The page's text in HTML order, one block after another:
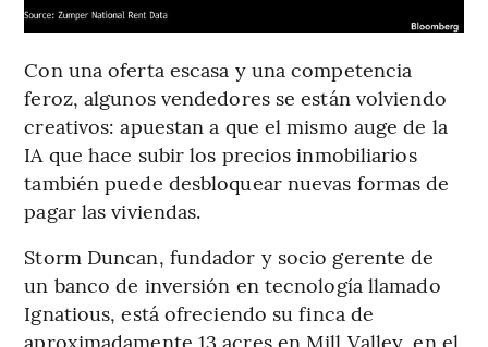
Con una oferta escasa y una competencia
feroz, algunos vendedores se están volviendo
creativos: apuestan a que el mismo auge de la
IA que hace subir los precios inmobiliarios
también puede desbloquear nuevas formas de
pagar las viviendas.
Storm Duncan, fundador y socio gerente de
un banco de inversión en tecnología llamado
Ignatious, está ofreciendo su finca de
aproximadamente 13 acres en Mill Valley, en el